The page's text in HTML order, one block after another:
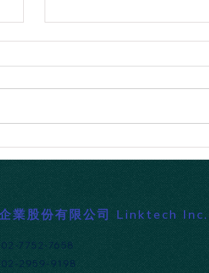
TestRail 10.5 版本更新：AI 驅
動的測試優先級排序、更豐富
的 API 支援
業股份有限公司 Linktech Inc.
02-7752-7658
02-2959-9198